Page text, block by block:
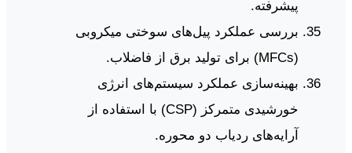
پیشرفته.
بررسی عملکرد پیل‌های سوختی میکروبی
(MFCs) برای تولید برق از فاضلاب.
بهینه‌سازی عملکرد سیستم‌های انرژی
خورشیدی متمرکز (CSP) با استفاده از
آرایه‌های ردیاب دو محوره.